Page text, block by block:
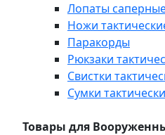
Лопаты
Ножи
Паракорды
Рюкзаки
Свистки
Сумки
Товары для